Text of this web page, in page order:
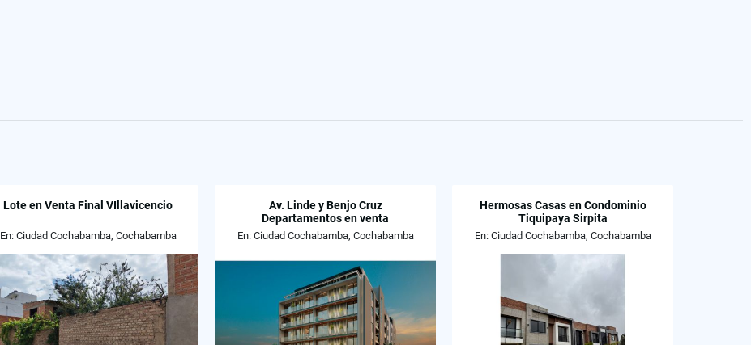
Lote en Venta Final VIllavicencio
En: Ciudad Cochabamba, Cochabamba
Av. Linde y Benjo Cruz
Departamentos en venta
En: Ciudad Cochabamba, Cochabamba
Hermosas Casas en Condominio
Tiquipaya Sirpita
En: Ciudad Cochabamba, Cochabamba